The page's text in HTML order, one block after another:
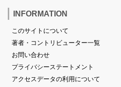
INFORMATION
このサイトについて
著者・コントリビューター一覧
お問い合わせ
プライバシーステートメント
アクセスデータの利用について